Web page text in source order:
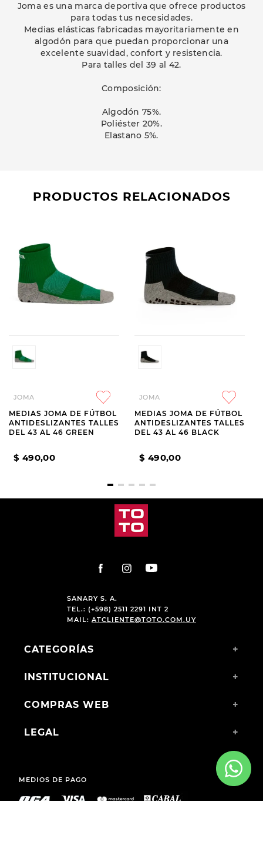
Joma es una marca deportiva que ofrece productos
para todas tus necesidades.
Medias elásticas fabricadas mayoritariamente en
algodón para que puedan proporcionar una
excelente suavidad, confort y resistencia.
Para talles del 39 al 42.
Composición:
Algodón 75%.
Poliéster 20%.
Elastano 5%.
PRODUCTOS RELACIONADOS
JOMA
MEDIAS JOMA DE FÚTBOL
ANTIDESLIZANTES TALLES
DEL 43 AL 46 GREEN
$ 490,00
JOMA
MEDIAS JOMA DE FÚTBOL
ANTIDESLIZANTES TALLES
DEL 43 AL 46 BLACK
$ 490,00
SANARY S. A.
TEL.: (+598) 2511 2291 INT 2
MAIL: ATCLIENTE@TOTO.COM.UY
CATEGORÍAS +
INSTITUCIONAL +
COMPRAS WEB +
LEGAL +
MEDIOS DE PAGO